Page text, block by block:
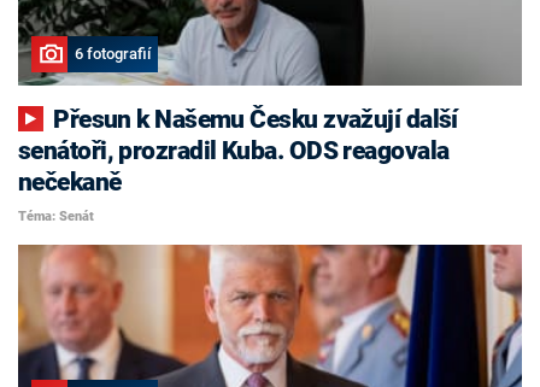
6 fotografií
senátoři, prozradil Kuba. ODS reagovala
nečekaně
Téma: Senát